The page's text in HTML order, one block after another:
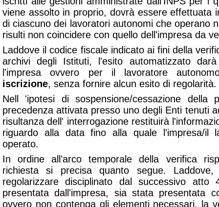
viene assolto in proprio, dovrà essere effettuata
di ciascuno dei lavoratori autonomi che operano
risulti non coincidere con quello dell'impresa da
Laddove il codice fiscale indicato ai fini della
archivi degli Istituti, l'esito automatizzato
l'impresa ovvero per il lavoratore
iscrizione, senza fornire alcun esito di regolarità.
Nell 'ipotesi di sospensione/cessazione della
precedenza attivata presso uno degli Enti tenuti
risultanza dell' interrogazione restituirà
riguardo alla data fino alla quale l'impresa/il
operato.
In ordine all'arco temporale della verifica
richiesta si precisa quanto segue.
regolarizzare disciplinato dal successivo
presentata dall'impresa, sia stata presentata
ovvero non contenga gli elementi necessari, la